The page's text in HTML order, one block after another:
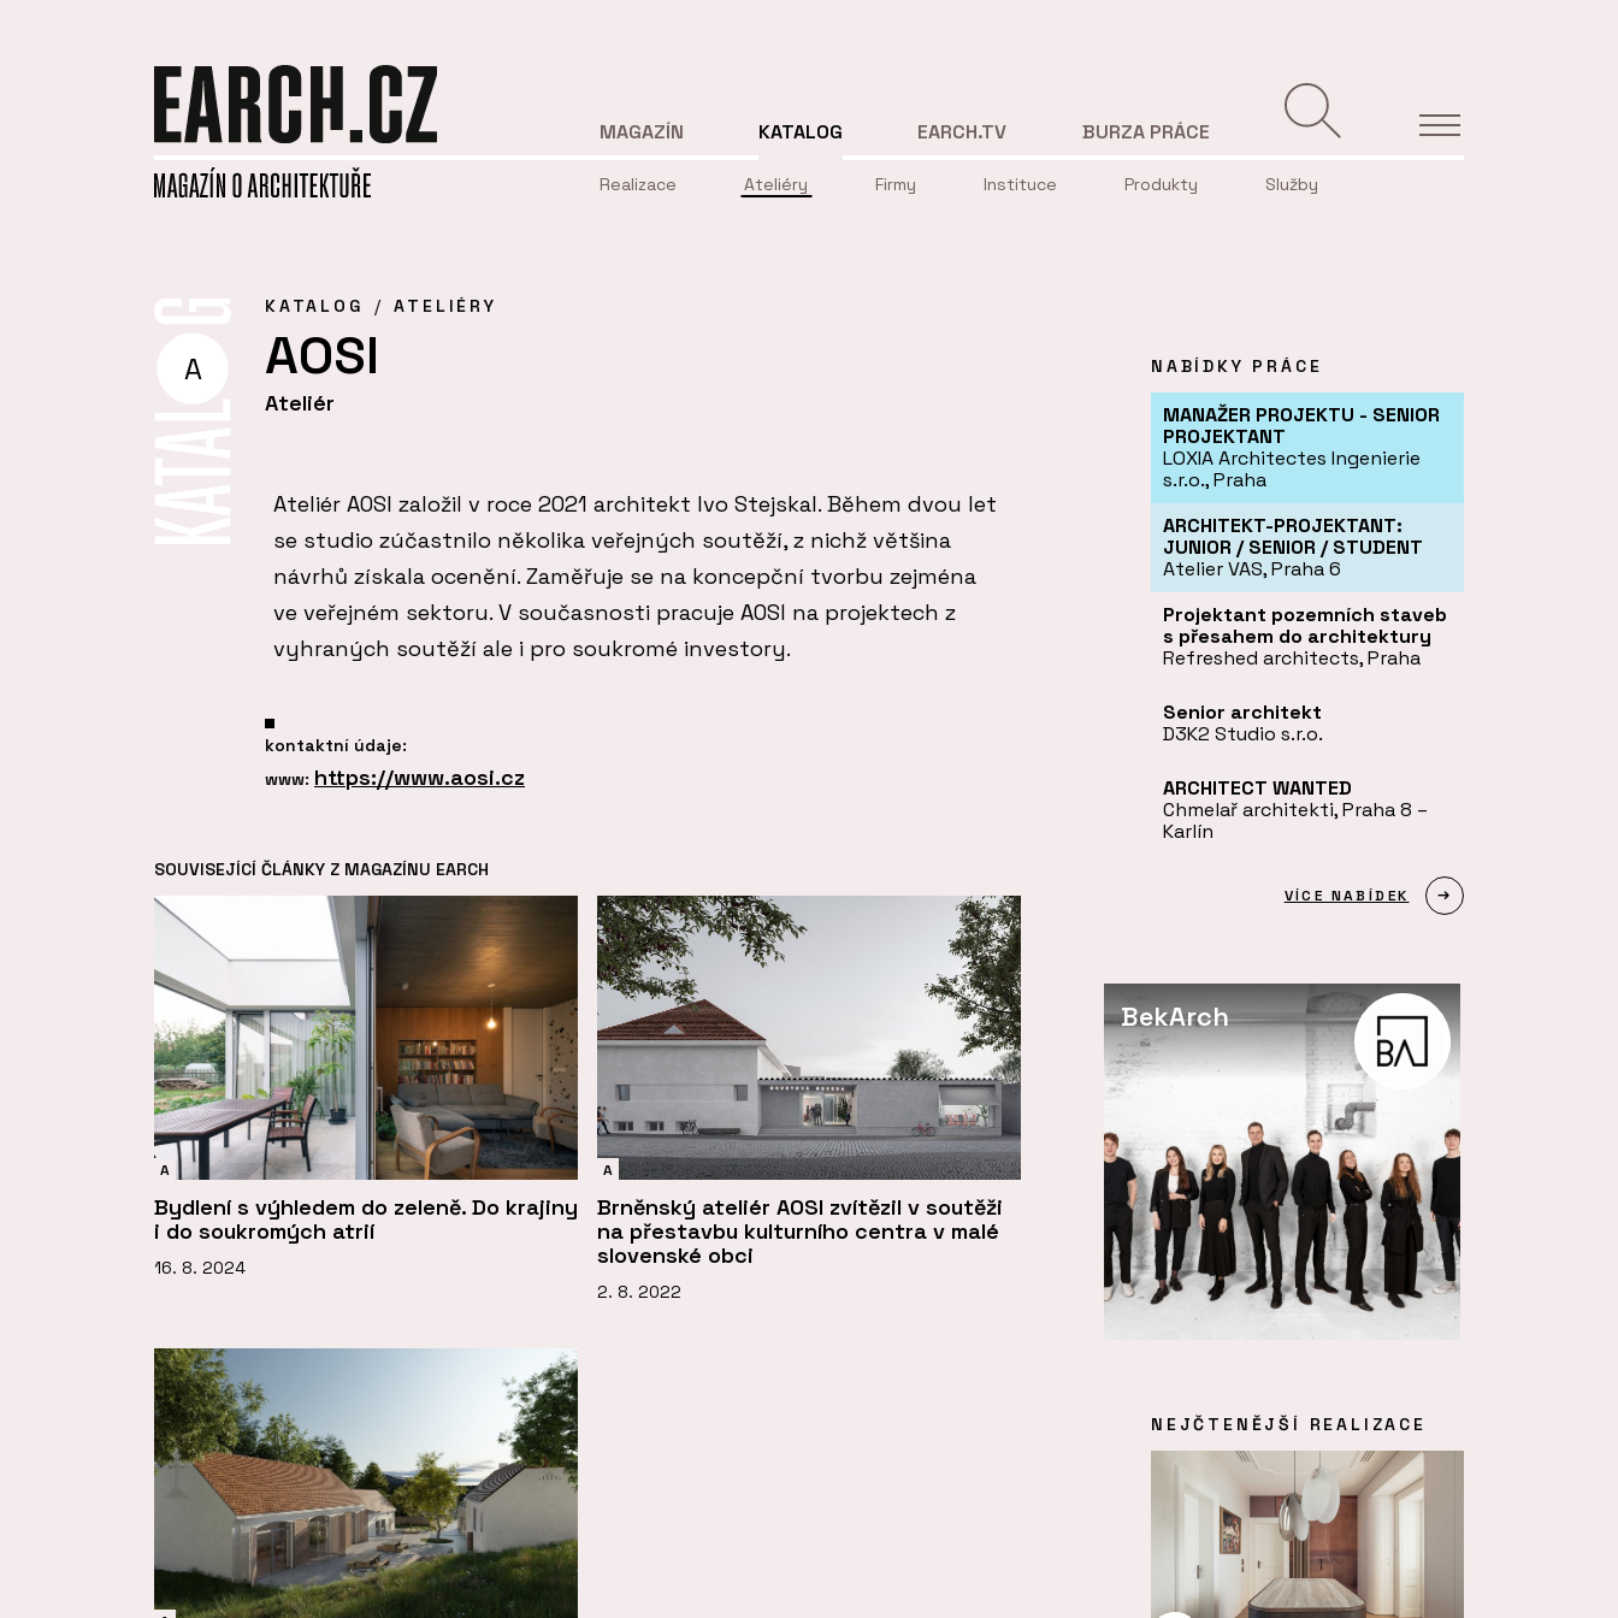
MAGAZÍN KATALOG
Realizace Ateliéry Firmy Instituce Produkty Služby
EARCH.TV BURZA PRÁCE
A
KATALOG ATELIÉRY
AOSI
Ateliér
Ateliér AOSI založil v roce 2021 architekt Ivo Stejskal. Během dvou let
se studio zúčastnilo několika veřejných soutěží, z nichž většina
návrhů získala ocenění. Zaměřuje se na koncepční tvorbu zejména
ve veřejném sektoru. V současnosti pracuje AOSI na projektech z
vyhraných soutěží ale i pro soukromé investory.
kontaktní údaje:
www: https://www.aosi.cz
SOUVISEJÍCÍ ČLÁNKY Z MAGAZÍNU EARCH
A
Bydlení s výhledem do zeleně. Do krajiny
i do soukromých atrií
16. 8. 2024
A
Brněnský ateliér AOSI zvítězil v soutěži
na přestavbu kulturního centra v malé
slovenské obci
2. 8. 2022
NABÍDKY PRÁCE
MANAŽER PROJEKTU - SENIOR
PROJEKTANT
LOXIA Architectes Ingenierie
s.r.o., Praha
ARCHITEKT-PROJEKTANT:
JUNIOR / SENIOR / STUDENT
Atelier VAS, Praha 6
Projektant pozemních staveb
s přesahem do architektury
Refreshed architects, Praha
Senior architekt
D3K2 Studio s.r.o.
ARCHITECT WANTED
Chmelař architekti, Praha 8 –
Karlín
VÍCE NABÍDEK
BekArch
NEJČTENĚJŠÍ REALIZACE